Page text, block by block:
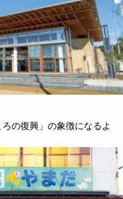
の復興」の象徴になるよ